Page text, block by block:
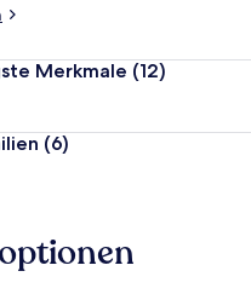
Merkmale (12)
(6)